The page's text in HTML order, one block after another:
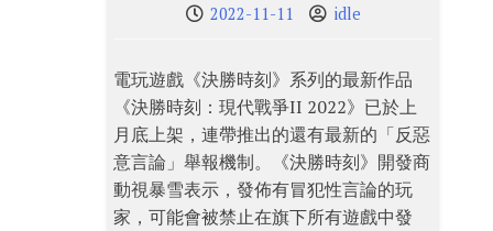
2022-11-11 idle
電玩遊戲《決勝時刻》系列的最新作品
《決勝時刻：現代戰爭II 2022》已於上
月底上架，連帶推出的還有最新的「反惡
意言論」舉報機制。《決勝時刻》開發商
動視暴雪表示，發佈有冒犯性言論的玩
家，可能會被禁止在旗下所有遊戲中發